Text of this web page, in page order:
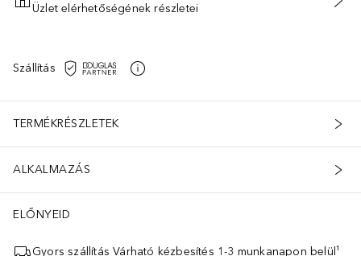
KOSÁRBA HELYEZÉS
Üzlet elérhetőségének részletei
Szállítás
TERMÉKRÉSZLETEK
ALKALMAZÁS
ELŐNYEID
Gyors szállítás Várható kézbesítés 1-3 munkanapon belül¹